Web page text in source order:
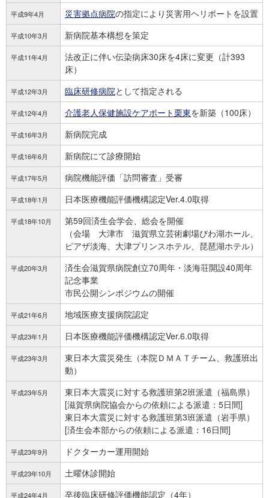
平成9年4月 災害拠点病院の指定により災害用ヘリポートを設置
平成10年3月 新病院基本構想を策定
平成11年4月
法改正に伴い伝染病床30床を4床に変更（計393
床）
平成12年3月 臨床研修病院として指定される
平成12年4月 介護老人保健施設ケアポート栗東を新築（100床）
平成16年3月 新病院完成
平成16年6月 新病院にて診療開始
平成17年5月 病院機能評価「訪問審査」受審
平成18年1月 日本医療機能評価機構認定Ver.4.0取得
平成18年10月
第59回済生会学会、総会を開催
（会場 大津市 滋賀県立芸術劇場びわ湖ホール、
ピアザ淡海、大津プリンスホテル、琵琶湖ホテル）
平成20年3月
済生会滋賀県病院創立70周年・淡海荘開設40周年
記念事業
市民公開シンポジウムの開催
平成21年6月 地域医療支援病院認定
平成23年1月 日本医療機能評価機構認定Ver.6.0取得
平成23年3月
東日本大震災発生（本院ＤＭＡＴチーム、救護班出
動）
平成23年5月
東日本大震災に対する救護班第2班派遣（福島県）
[滋賀県病院協会からの依頼による派遣：5日間]
東日本大震災に対する救護班第3班派遣（岩手県）
[済生会本部からの依頼による派遣：16日間]
平成23年9月 ドクターカー運用開始
平成23年10月 土曜休診開始
平成24年4月 卒後臨床研修評価機能認定（4年）